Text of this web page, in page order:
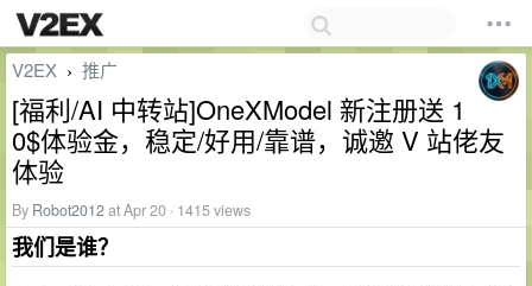
V2EX › 推广
[福利/AI 中转站]OneXModel 新注册送 1
0$体验金，稳定/好用/靠谱，诚邀 V 站佬友
体验
By Robot2012at Apr 20 · 1415 views
我们是谁？